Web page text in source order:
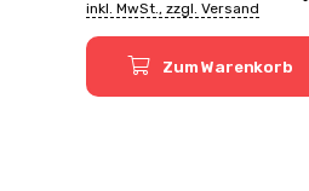
inkl. MwSt., zzgl. Versand
Zum Warenkorb